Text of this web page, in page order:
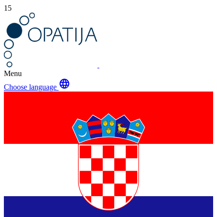
15
Menu
Choose language language